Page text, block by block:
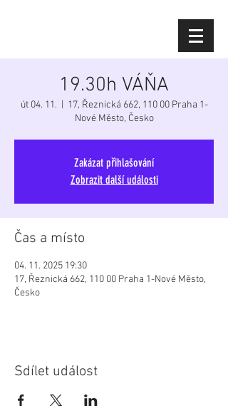
19.30h VÁŇA
út 04. 11.
17, Řeznická 662, 110 00 Praha 1-
Nové Město, Česko
Zakázat přihlašování
Zobrazit další události
Čas a místo
04. 11. 2025 19:30
17, Řeznická 662, 110 00 Praha 1-Nové Město,
Česko
Sdílet událost